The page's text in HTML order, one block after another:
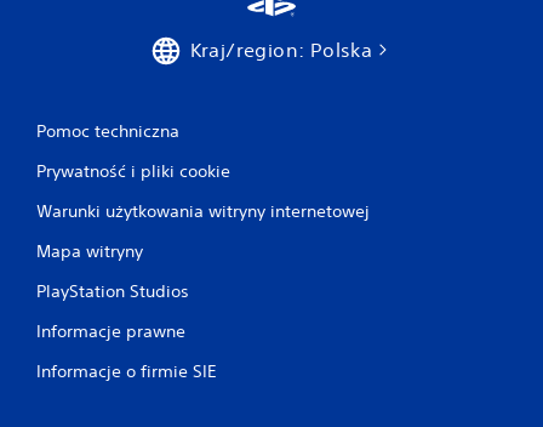
Kraj/region: Polska
Pomoc techniczna
Prywatność i pliki cookie
Warunki użytkowania witryny internetowej
Mapa witryny
PlayStation Studios
Informacje prawne
Informacje o firmie SIE